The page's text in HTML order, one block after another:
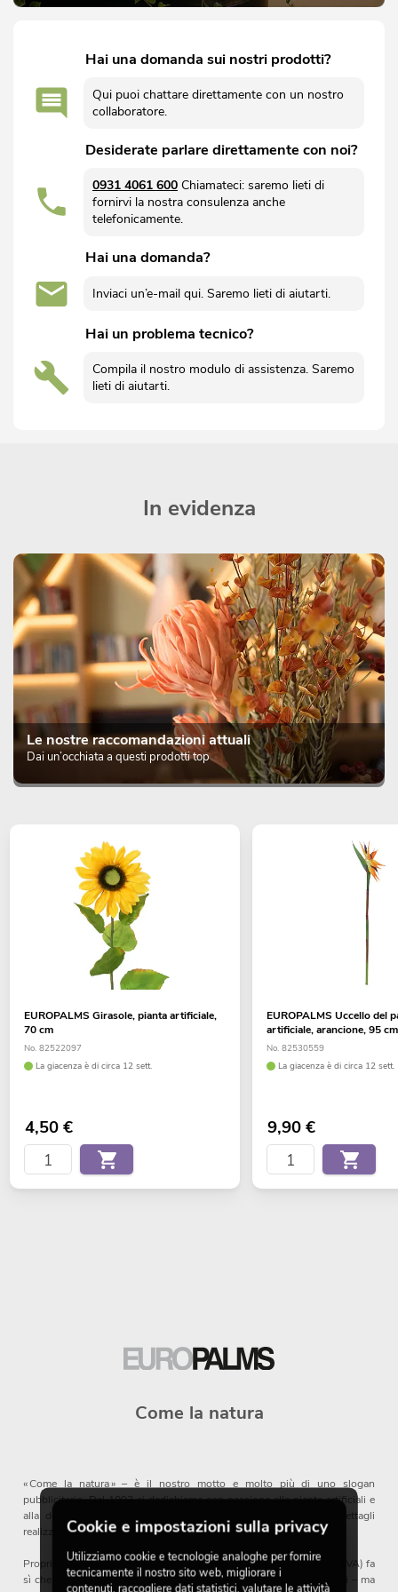
Hai una domanda sui nostri prodotti?
Qui puoi chattare direttamente con un nostro
collaboratore.
Desiderate parlare direttamente con noi?
0931 4061 600 Chiamateci: saremo lieti di
fornirvi la nostra consulenza anche
telefonicamente.
Hai una domanda?
Inviaci un’e-mail qui. Saremo lieti di aiutarti.
Hai un problema tecnico?
Compila il nostro modulo di assistenza. Saremo
lieti di aiutarti.
In evidenza
Le nostre raccomandazioni attuali
Dai un’occhiata a questi prodotti top
EUROPALMS Girasole, pianta artificiale,
70 cm
No. 82522097
La giacenza è di circa 12 sett.
4,50€
EUROPALMS Uccello del
artificiale, arancione, 95 cm
No. 82530559
La giacenza è di circa 12 sett.
9,90€
Come la natura
« Come la natura » – è il nostro motto e molto più di uno slogan
pubblicitario. Dal 1993 ci dedichiamo con passione alle piante artificiali e
alla decorazione. Le nostre piante artificiali colpiscono per i dettagli
realizzati con cura.
Proprio la produzione con plastiche all’avanguardia (come EVA e PEVA) fa
sì che le nostre piante non solo assomiglino agli esemplari naturali – ma
Cookie e impostazioni sulla privacy
Utilizziamo cookie e tecnologie analoghe per fornire
tecnicamente il nostro sito web, migliorare i
contenuti, raccogliere dati statistici, valutare le attività